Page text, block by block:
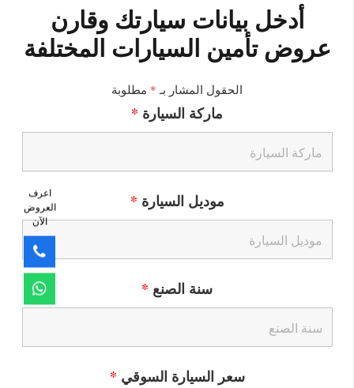
أدخل بيانات سيارتك وقارن
عروض تأمين السيارات المختلفة
الحقول المشار بـ * مطلوبة
ماركة السيارة *
موديل السيارة *
سنة الصنع *
سعر السيارة السوقي *
اعرف
العروض
الآن